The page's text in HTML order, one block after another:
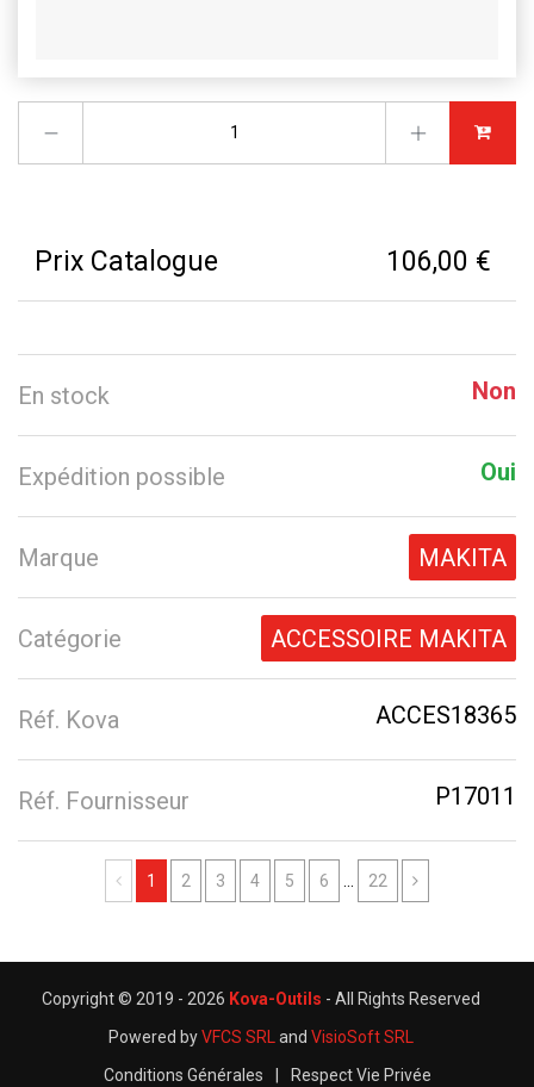
Prix Catalogue 106,00 €
En stock Non
Expédition possible Oui
Marque MAKITA
Catégorie ACCESSOIRE MAKITA
Réf. Kova ACCES18365
Réf. Fournisseur P17011
Previous
1 2 3 4 5 6 ... 22 Next
Copyright © 2019 - 2026 Kova-Outils - All Rights Reserved
Powered byVFCS SRLand VisioSoft SRL
Conditions Générales
Respect Vie Privée